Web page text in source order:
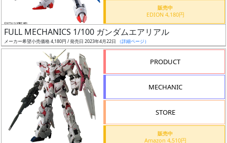
抽
選
販売中
EDION 4,180円
FULL MECHANICS 1/100 ガンダムエアリアル
メーカー希望小売価格 4,180円 / 発売日 2023年4月22日 （詳細ページ）
PRODUCT
MECHANIC
STORE
販売中
Amazon 4,510円